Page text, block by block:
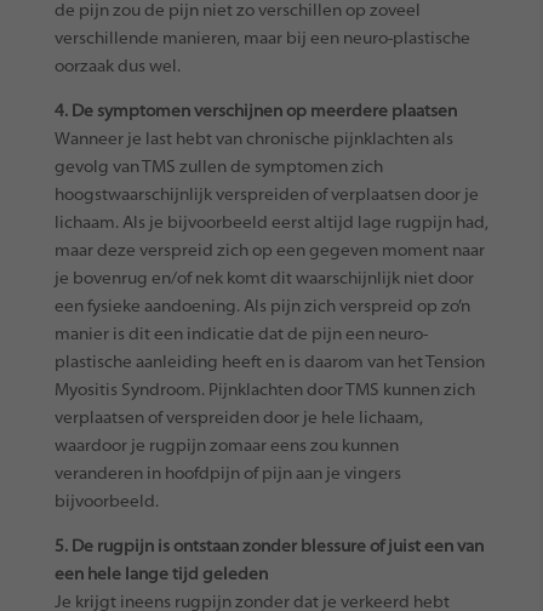
de pijn zou de pijn niet zo verschillen op zoveel
verschillende manieren, maar bij een neuro-plastische
oorzaak dus wel.
4. De symptomen verschijnen op meerdere plaatsen
Wanneer je last hebt van chronische pijnklachten als
gevolg van TMS zullen de symptomen zich
hoogstwaarschijnlijk verspreiden of verplaatsen door je
lichaam. Als je bijvoorbeeld eerst altijd lage rugpijn had,
maar deze verspreid zich op een gegeven moment naar
je bovenrug en/of nek komt dit waarschijnlijk niet door
een fysieke aandoening. Als pijn zich verspreid op zo’n
manier is dit een indicatie dat de pijn een neuro-
plastische aanleiding heeft en is daarom van het Tension
Myositis Syndroom. Pijnklachten door TMS kunnen zich
verplaatsen of verspreiden door je hele lichaam,
waardoor je rugpijn zomaar eens zou kunnen
veranderen in hoofdpijn of pijn aan je vingers
bijvoorbeeld.
5. De rugpijn is ontstaan zonder blessure of juist een van
een hele lange tijd geleden
Je krijgt ineens rugpijn zonder dat je verkeerd hebt